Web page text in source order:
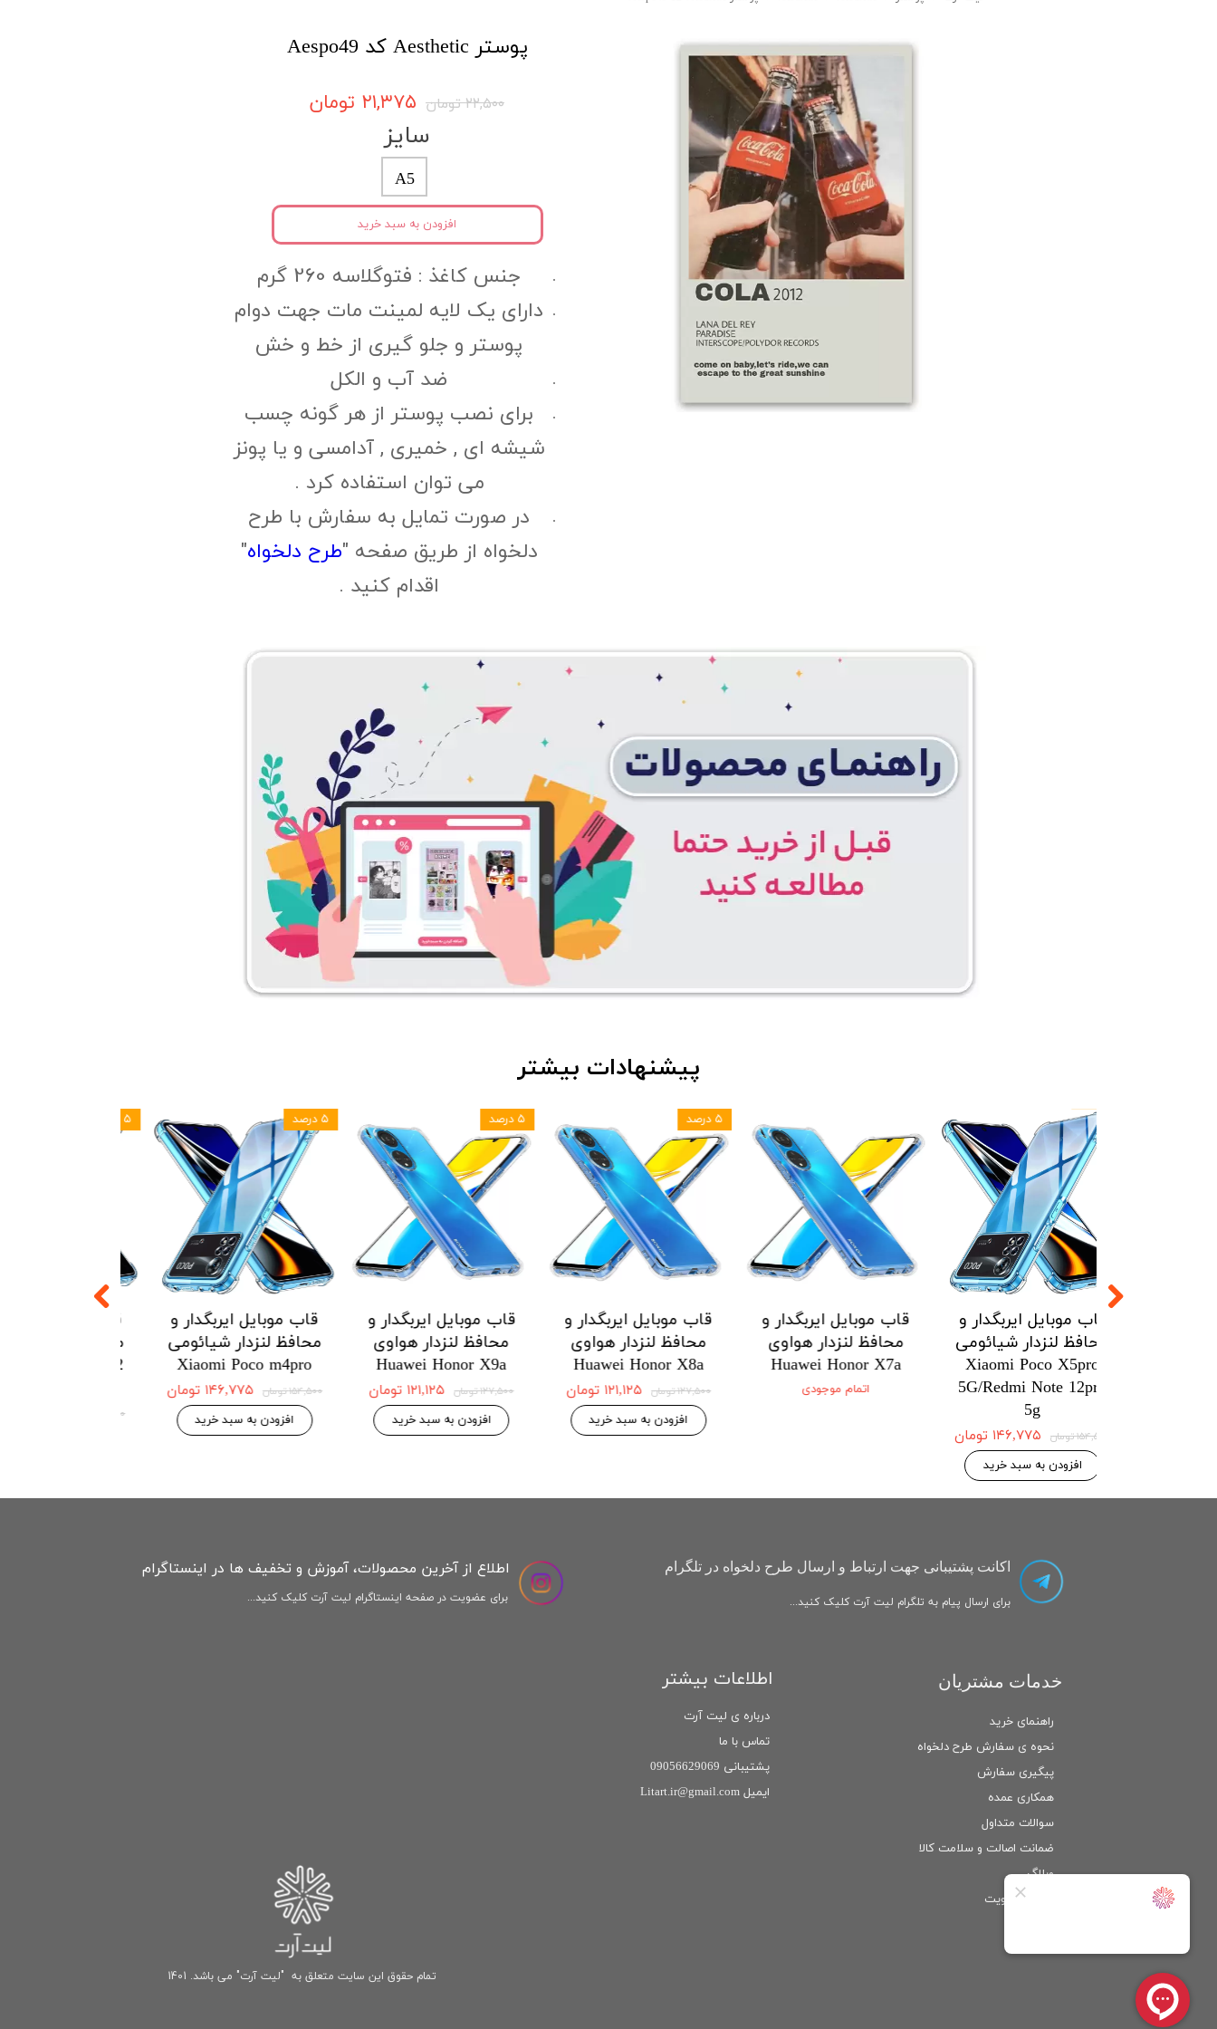
پوستر Aesthetic کد Aespo49
۲۲,۵۰۰ تومان ۲۱,۳۷۵ تومان
جنس کاغذ :‌ فتوگلاسه 260 گرم
دارای یک لایه لمینت مات جهت دوام
پوستر و جلو گیری از خط و خش
ضد آب و الکل
برای نصب پوستر از هر گونه چسب
شیشه ای , خمیری , آدامسی و یا پونز
می توان استفاده کرد .
در صورت تمایل به سفارش با طرح
دلخواه از طریق صفحه "طرح دلخواه"
اقدام کنید .
سایز
A5
افزودن به سبد خرید
قاب موبایل ایربگدار و
محافظ لنزدار شیائومی
Xiaomi Poco m4pro
۱۵۴,۵۰۰ تومان ۱۴۶,۷۷۵ تومان
افزودن به سبد خرید
۵ درصد
قاب موبایل ایربگدار و
محافظ لنزدار هواوی
Huawei Honor X9a
۱۲۷,۵۰۰ تومان ۱۲۱,۱۲۵ تومان
افزودن به سبد خرید
۵ درصد
قاب موبایل ایربگدار و
محافظ لنزدار هواوی
Huawei Honor X8a
۱۲۷,۵۰۰ تومان ۱۲۱,۱۲۵ تومان
افزودن به سبد خرید
۵ درصد
قاب موبایل ایربگدار و
محافظ لنزدار هواوی
Huawei Honor X7a
اتمام موجودی
قاب موبایل ایربگدار و
محافظ لنزدار شیائومی
Xiaomi Poco X5pro
5G/Redmi Note 12pro
۱۵۴,۵۰۰ تومان ۱۴۶,۷۷۵ تومان
افزودن به سبد خرید
۵ درصد
پیشنهادات بیشتر
راهنمای خرید
نحوه ی سفارش طرح دلخواه
پیگیری سفارش
همکاری عمده
سوالات متداول
ضمانت اصالت و سلامت كالا
وبلاگ
خدمات مشتریان
اکانت پشتیبانی جهت ارتباط و ارسال طرح دلخواه در تلگرام
برای ارسال پیام به تلگرام لیت آرت کلیک کنید...
اطلاعات بیشتر
درباره ی لیت آرت
تماس با ما
پشتیبانی 09056629069
ایمیل Litart.ir@gmail.com
تمام حقوق این سایت متعلق به "لیت آرت" می باشد. 1401
اطلاع از آخرین محصولات، آموزش و تخفیف ها در اینستاگرام
برای عضویت در صفحه اینستاگرام لیت آرت کلیک کنید...
عضویت